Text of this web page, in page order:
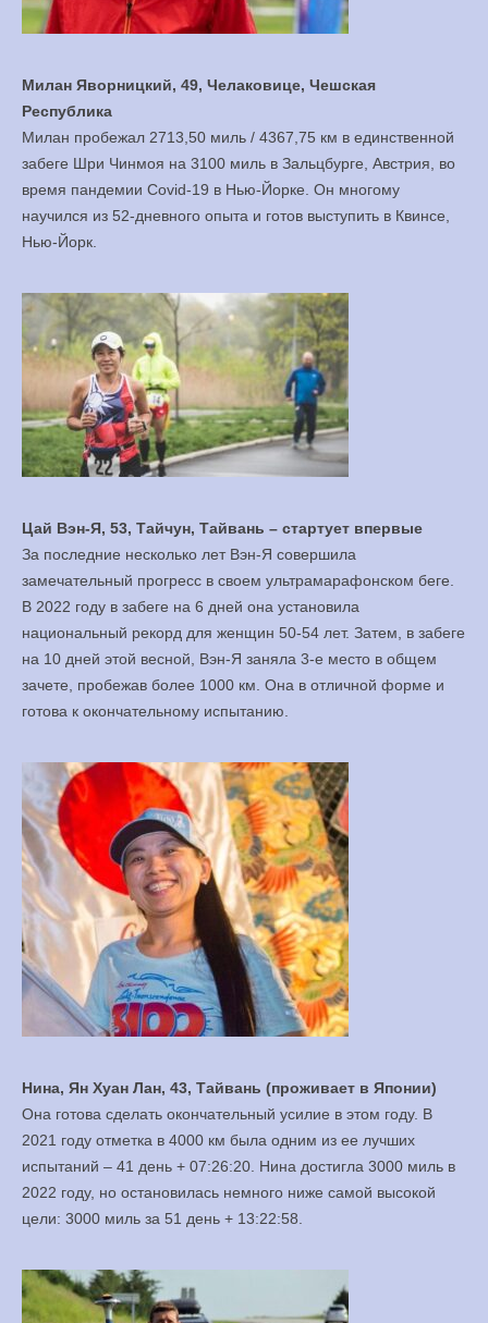
Милан Яворницкий, 49, Челаковице, Чешская
Республика
Милан пробежал 2713,50 миль / 4367,75 км в единственной
забеге Шри Чинмоя на 3100 миль в Зальцбурге, Австрия, во
время пандемии Covid-19 в Нью-Йорке. Он многому
научился из 52-дневного опыта и готов выступить в Квинсе,
Нью-Йорк.
Цай Вэн-Я, 53, Тайчун, Тайвань – стартует впервые
За последние несколько лет Вэн-Я совершила
замечательный прогресс в своем ультрамарафонском беге.
В 2022 году в забеге на 6 дней она установила
национальный рекорд для женщин 50-54 лет. Затем, в забеге
на 10 дней этой весной, Вэн-Я заняла 3-е место в общем
зачете, пробежав более 1000 км. Она в отличной форме и
готова к окончательному испытанию.
Нина, Ян Хуан Лан, 43, Тайвань (проживает в Японии)
Она готова сделать окончательный усилие в этом году. В
2021 году отметка в 4000 км была одним из ее лучших
испытаний – 41 день + 07:26:20. Нина достигла 3000 миль в
2022 году, но остановилась немного ниже самой высокой
цели: 3000 миль за 51 день + 13:22:58.